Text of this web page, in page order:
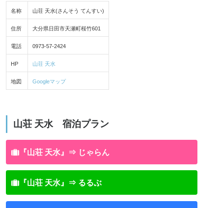
名称 山荘 天水(さんそう てんすい)
住所 大分県日田市天瀬町桜竹601
電話 0973-57-2424
HP 山荘 天水
地図 Googleマップ
山荘 天水 宿泊プラン
『山荘 天水』⇒ じゃらん
『山荘 天水』⇒ るるぶ